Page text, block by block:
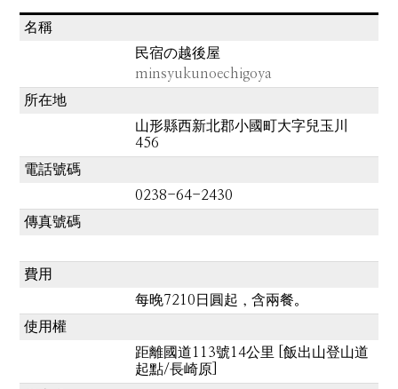
名稱
民宿の越後屋
minsyukunoechigoya
所在地
山形縣西新北郡小國町大字兒玉川
456
電話號碼
0238-64-2430
傳真號碼
費用
每晚7210日圓起，含兩餐。
使用權
距離國道113號14公里 [飯出山登山道
起點/長崎原]